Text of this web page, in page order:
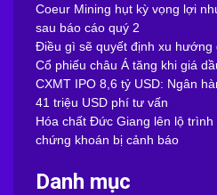
Coeur Mining hụt kỳ vọng lợi
sau báo cáo quý 2
Điều gì sẽ quyết định xu hướng
Cổ phiếu châu Á tăng khi giá
CXMT IPO 8,6 tỷ USD: Ngân
41 triệu USD phí tư vấn
Hóa chất Đức Giang lên lộ
chứng khoán bị cảnh báo
Danh mục